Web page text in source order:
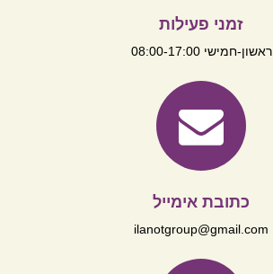
זמני פעילות
ראשון-חמישי 08:00-17:00
כתובת אימייל
ilanotgroup@gmail.com